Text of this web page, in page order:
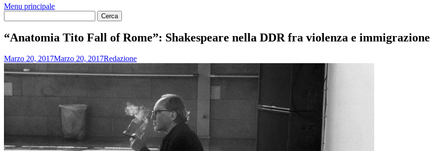
Menu principale
“Anatomia Tito Fall of Rome”: Shakespeare nella DDR fra violenza e immigrazione
Marzo 20, 2017Marzo 20, 2017Redazione